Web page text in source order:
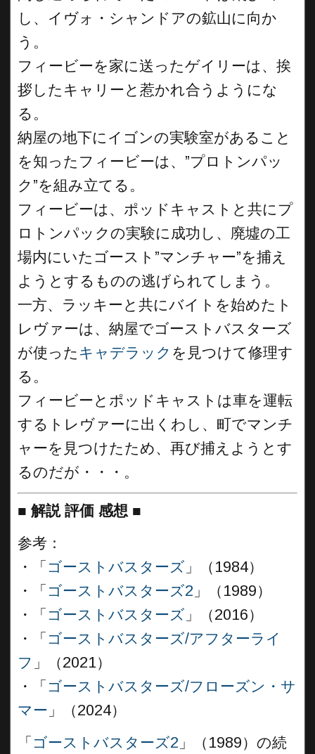
し、イヴォ・シャンドアの鉱山に向か
う。
フィービーを家に送ったゲイリーは、挨
拶したキャリーと惹かれ合うようにな
る。
納屋の地下にイゴンの実験室があること
を知ったフィービーは、”プロトンパッ
ク”を組み立てる。
フィービーは、ポッドキャストと共にプ
ロトンパックの実験に成功し、廃墟の工
場内にいたゴースト”マンチャー”を捕え
ようとするものの逃げられてしまう。
一方、ラッキーと共にバイトを始めたト
レヴァーは、納屋でゴーストバスターズ
が使った キャデラック を見つけて修理す
る。
フィービーとポッドキャストは車を運転
するトレヴァーに出くわし、町でマンチ
ャーを見つけたため、再び捕えようとす
るのだが・・・。
■ 解説 評価 感想 ■
参考：
・「 ゴーストバスターズ 」（1984）
・「 ゴーストバスターズ2 」（1989）
・「 ゴーストバスターズ 」（2016）
・「 ゴーストバスターズ/アフターライ
フ 」（2021）
・「 ゴーストバスターズ/フローズン・サ
マー 」（2024）
「 ゴーストバスターズ2 」（1989）の続